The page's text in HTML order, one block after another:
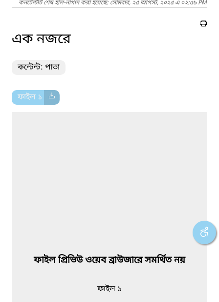
কনটেন্টটি শেষ হাল-নাগাদ করা হয়েছে: সোমবার, ২৫ আগস্ট, ২০২৫ এ ০২:৫৯ PM
এক নজরে
কন্টেন্ট: পাতা
ফাইল ১
ফাইল প্রিভিউ ওয়েব ব্রাউজারে সমর্থিত নয়
ফাইল ১